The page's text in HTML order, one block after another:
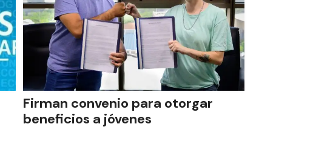
Firman convenio para otorgar
beneficios a jóvenes